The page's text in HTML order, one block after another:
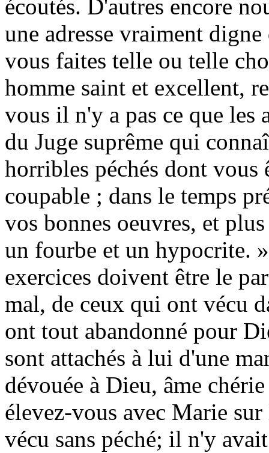
écoutés. D'autres encore
une adresse vraiment
vous faites telle ou telle
homme saint et excellent,
vous il n'y a pas ce que les
du Juge suprême qui
horribles péchés dont vous
coupable ; dans le temps
vos bonnes oeuvres, et
un fourbe et un hypocrite.
exercices doivent être le
mal, de ceux qui ont vécu
ont tout abandonné pour
sont attachés à lui d'une
dévouée à Dieu, âme
élevez-vous avec Marie
vécu sans péché; il n'y